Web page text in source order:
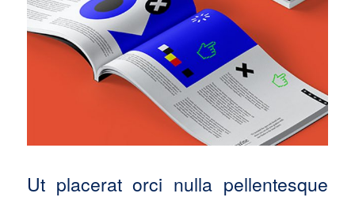
Ut placerat orci nulla pellentesque